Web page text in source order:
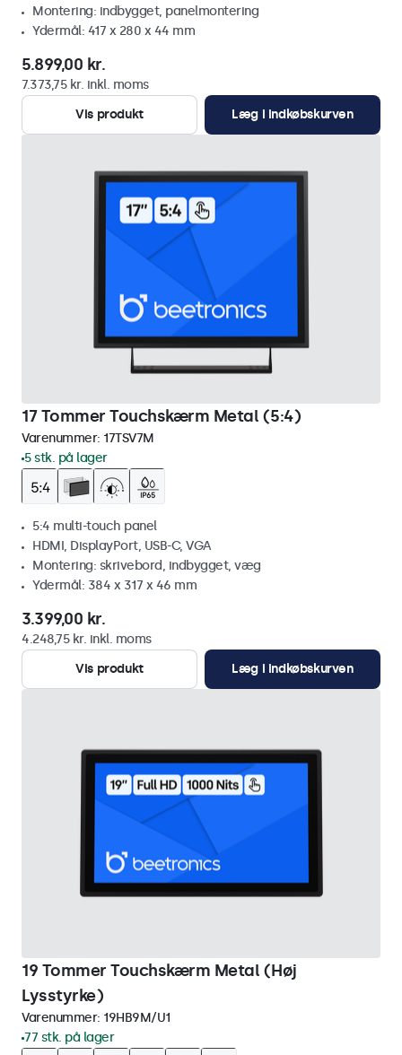
Montering: indbygget, panelmontering
Ydermål: 417 x 280 x 44 mm
5.899,00 kr.
7.373,75 kr. inkl. moms
Vis produkt
Læg i indkøbskurven
17 Tommer Touchskærm Metal (5:4)
Varenummer: 17TSV7M
5 stk. på lager
5:4 multi-touch panel
HDMI, DisplayPort, USB-C, VGA
Montering: skrivebord, indbygget, væg
Ydermål: 384 x 317 x 46 mm
3.399,00 kr.
4.248,75 kr. inkl. moms
Vis produkt
Læg i indkøbskurven
19 Tommer Touchskærm Metal (Høj
Lysstyrke)
Varenummer: 19HB9M/U1
77 stk. på lager